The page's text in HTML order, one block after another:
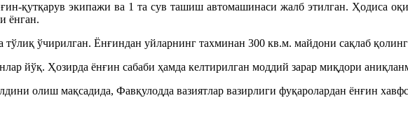
қутқарув экипажи ва 1 та сув ташиш автомашинаси жалб этилган. Ҳодиса
ёнган.
тўлиқ ўчирилган. Ёнғиндан уйларнинг тахминан 300 кв.м. майдони сақлаб
йўқ. Ҳозирда ёнғин сабаби ҳамда келтирилган моддий зарар миқдори
олиш мақсадида, Фавқулодда вазиятлар вазирлиги фуқаролардан ёнғин